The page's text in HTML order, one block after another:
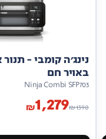
נינג'ה קומבי - תנור
באויר חם
Ninja Combi SFP703
₪1390
₪1,279